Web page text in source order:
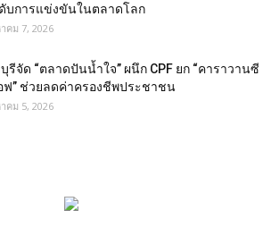
บการแข่งขันในตลาดโลก
คม 7, 2026
รีจัด “ตลาดปันน้ำใจ” ผนึก CPF ยก “คาราวานซี
ฟ” ช่วยลดค่าครองชีพประชาชน
คม 5, 2026